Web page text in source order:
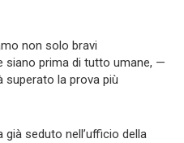
non solo bravi
siano prima di tutto umane, —
superato la prova più
seduto nell’ufficio della